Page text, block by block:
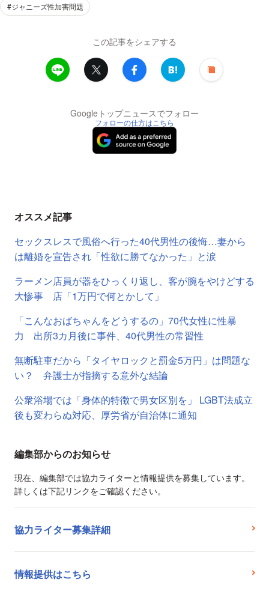
#ジャニーズ性加害問題
この記事をシェアする
Googleトップニュースでフォロー
フォローの仕方はこちら
オススメ記事
セックスレスで風俗へ行った40代男性の後悔…妻から
は離婚を宣告され「性欲に勝てなかった」と涙
ラーメン店員が器をひっくり返し、客が腕をやけどする
大惨事 店「1万円で何とかして」
「こんなおばちゃんをどうするの」70代女性に性暴
力 出所3カ月後に事件、40代男性の常習性
無断駐車だから「タイヤロックと罰金5万円」は問題な
い？ 弁護士が指摘する意外な結論
公衆浴場では「身体的特徴で男女区別を」 LGBT法成立
後も変わらぬ対応、厚労省が自治体に通知
編集部からのお知らせ
現在、編集部では協力ライターと情報提供を募集しています。
詳しくは下記リンクをご確認ください。
協力ライター募集詳細
情報提供はこちら